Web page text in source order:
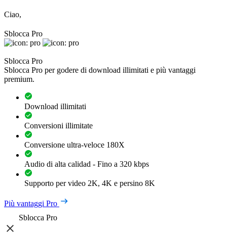
Ciao,
Sblocca Pro
Sblocca Pro
Sblocca Pro per godere di download illimitati e più vantaggi
premium.
Download illimitati
Conversioni illimitate
Conversione ultra-veloce 180X
Audio di alta calidad - Fino a 320 kbps
Supporto per video 2K, 4K e persino 8K
Più vantaggi Pro
Sblocca Pro